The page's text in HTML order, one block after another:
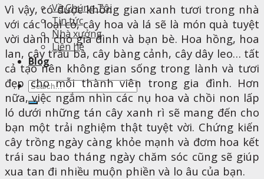
Về Chúng Tôi
Tin tức
Nhà xưởng
Liên hệ
Blog
Search
for:
Vì vậy, có được không gian xanh tươi trong nhà
với các loại cỏ, cây hoa và lá sẽ là món quà tuyệt
vời dành cho gia đình và bạn bè. Hoa hồng, hoa
lan, cây trầu bà, cây bàng cảnh, cây dây leo… tất
cả tạo nên không gian sống trong lành và tươi
đẹp cho mỗi thành viên trong gia đình. Hơn
nữa, việc ngắm nhìn các nụ hoa và chồi non lấp
ló dưới những tán cây xanh rì sẽ mang đến cho
bạn một trải nghiệm thật tuyệt vời. Chứng kiến
cây trồng ngày càng khỏe mạnh và đơm hoa kết
trái sau bao tháng ngày chăm sóc cũng sẽ giúp
xua tan đi nhiều muộn phiền và lo âu của bạn.